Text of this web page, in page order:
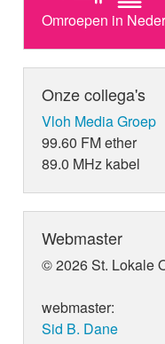
Omroepen in
Onze collega's
Vloh Media Groep
99.60 FM ether
89.0 MHz kabel
Webmaster
© 2026 St. Lokale
webmaster:
Sid B. Dane